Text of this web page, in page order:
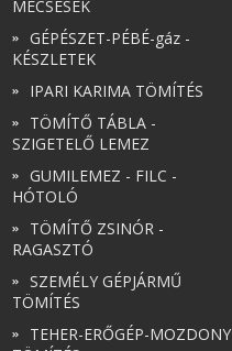
MÉCSESEK
GÉPÉSZET-PÉBÉ-gáz -
KÉSZLETEK
IPARI KARIMA TÖMÍTÉS
TÖMÍTŐ TÁBLA -
SZIGETELŐ LEMEZ
GUMILEMEZ - FILC -
HÓTOLÓ
TÖMÍTŐ ZSINÓR -
RAGASZTÓ
SZEMÉLY GÉPJÁRMŰ
TÖMÍTÉS
TEHER-ERŐGÉP-MOZDONY